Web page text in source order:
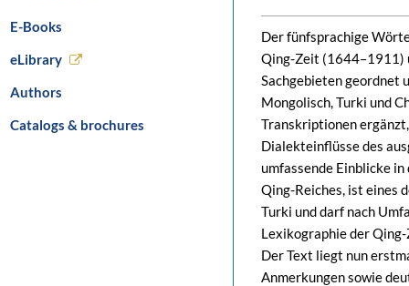
E-Books
eLibrary
Authors
Catalogs & brochures
Der fünfsprachige
Qing-Zeit (1644–1911)
Sachgebieten geordnet
Mongolisch, Turki und
Transkriptionen
Dialekteinflüsse des
umfassende Einblicke
Qing-Reiches, ist eines
Turki und darf nach
Lexikographie der
Der Text liegt nun
Anmerkungen sowie